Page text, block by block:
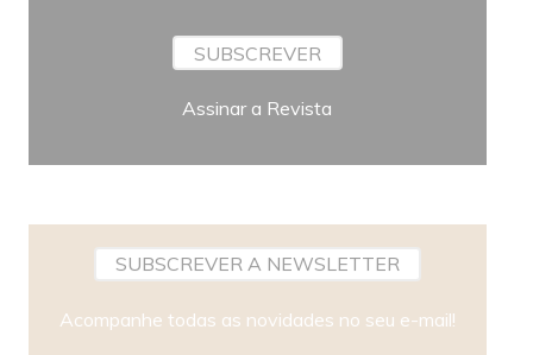
SUBSCREVER
Assinar a Revista
SUBSCREVER A NEWSLETTER
Acompanhe todas as novidades no seu e-mail!